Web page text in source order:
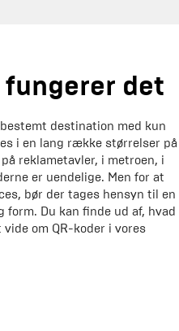
det
destination med kun
i en lang række størrelser på
reklametavler, i metroen, i
er uendelige. Men for at
bør der tages hensyn til en
Du kan finde ud af, hvad
om QR-koder i vores